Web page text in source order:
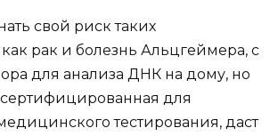
свой риск таких
рак и болезнь Альцгеймера, с
для анализа ДНК на дому, но
для
тестирования, даст